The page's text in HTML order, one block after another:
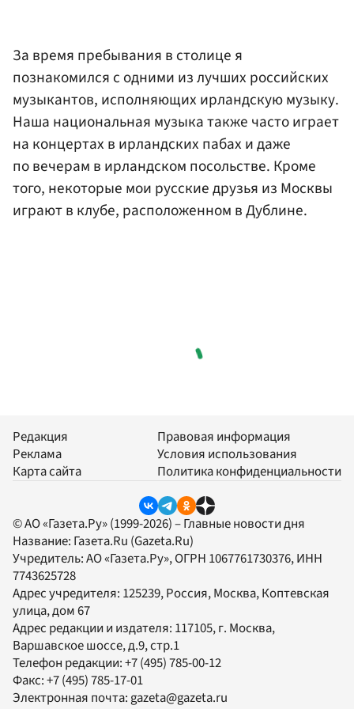
За время пребывания в столице я
познакомился с одними из лучших российских
музыкантов, исполняющих ирландскую музыку.
Наша национальная музыка также часто играет
на концертах в ирландских пабах и даже
по вечерам в ирландском посольстве. Кроме
того, некоторые мои русские друзья из Москвы
играют в клубе, расположенном в Дублине.
Редакция
Реклама
Карта сайта
Правовая информация
Условия использования
Политика конфиденциальности
© АО «Газета.Ру» (1999-2026) – Главные новости дня
Название: Газета.Ru (Gazeta.Ru)
Учредитель:АО «Газета.Ру», ОГРН 1067761730376, ИНН
7743625728
Адрес учредителя: 125239, Россия, Москва, Коптевская
улица, дом 67
Адрес редакции и издателя: 117105, г. Москва,
Варшавское шоссе, д.9, стр.1
Телефон редакции:+7 (495) 785-00-12
Факс:+7 (495) 785-17-01
Электронная почта:gazeta@gazeta.ru